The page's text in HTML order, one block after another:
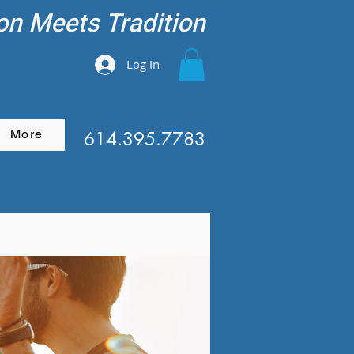
Meets Tradition
Log In
More 614.395.7783